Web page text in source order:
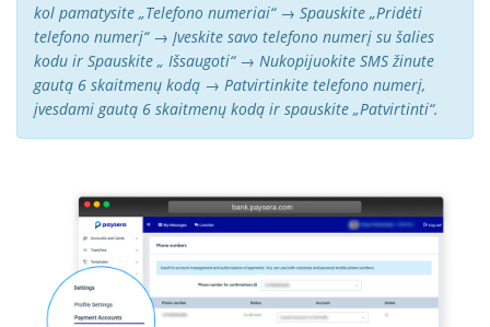
kol pamatysite „Telefono numeriai“ → Spauskite „Pridėti
telefono numerį“ → Įveskite savo telefono numerį su šalies
kodu ir Spauskite „ Išsaugoti“ → Nukopijuokite SMS žinute
gautą 6 skaitmenų kodą → Patvirtinkite telefono numerį,
įvesdami gautą 6 skaitmenų kodą ir spauskite „Patvirtinti“.